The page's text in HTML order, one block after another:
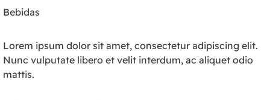
Bebidas
Lorem ipsum dolor sit amet, consectetur adipiscing elit.
Nunc vulputate libero et velit interdum, ac aliquet odio
mattis.